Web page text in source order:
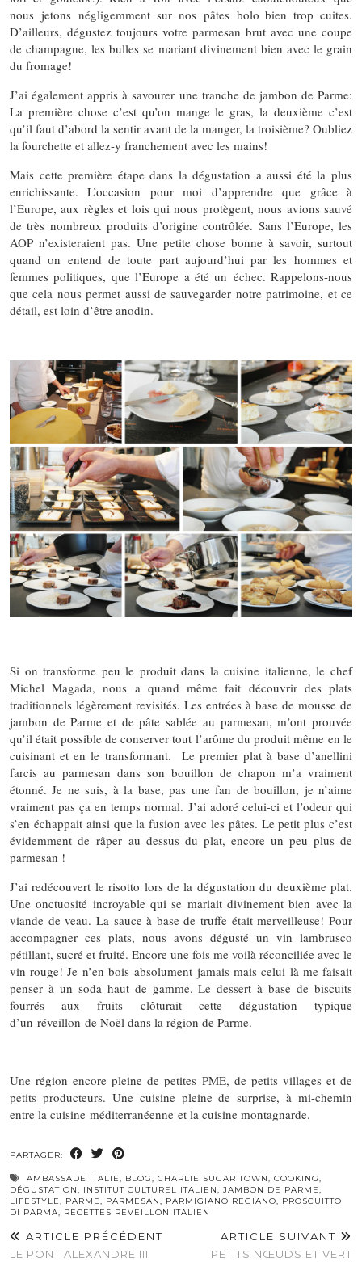
nous jetons négligemment sur nos pâtes bolo bien trop cuites.
D’ailleurs, dégustez toujours votre parmesan brut avec une coupe
de champagne, les bulles se mariant divinement bien avec le grain
du fromage!
J’ai également appris à savourer une tranche de jambon de Parme:
La première chose c’est qu’on mange le gras, la deuxième c’est
qu’il faut d’abord la sentir avant de la manger, la troisième? Oubliez
la fourchette et allez-y franchement avec les mains!
Mais cette première étape dans la dégustation a aussi été la plus
enrichissante. L’occasion pour moi d’apprendre que grâce à
l’Europe, aux règles et lois qui nous protègent, nous avions sauvé
de très nombreux produits d’origine contrôlée. Sans l’Europe, les
AOP n’existeraient pas. Une petite chose bonne à savoir, surtout
quand on entend de toute part aujourd’hui par les hommes et
femmes politiques, que l’Europe a été un échec. Rappelons-nous
que cela nous permet aussi de sauvegarder notre patrimoine, et ce
détail, est loin d’être anodin.
Si on transforme peu le produit dans la cuisine italienne, le chef
Michel Magada, nous a quand même fait découvrir des plats
traditionnels légèrement revisités. Les entrées à base de mousse de
jambon de Parme et de pâte sablée au parmesan, m’ont prouvée
qu’il était possible de conserver tout l’arôme du produit même en le
cuisinant et en le transformant. Le premier plat à base d’anellini
farcis au parmesan dans son bouillon de chapon m’a vraiment
étonné. Je ne suis, à la base, pas une fan de bouillon, je n’aime
vraiment pas ça en temps normal. J’ai adoré celui-ci et l’odeur qui
s’en échappait ainsi que la fusion avec les pâtes. Le petit plus c’est
évidemment de râper au dessus du plat, encore un peu plus de
parmesan !
J’ai redécouvert le risotto lors de la dégustation du deuxième plat.
Une onctuosité incroyable qui se mariait divinement bien avec la
viande de veau. La sauce à base de truffe était merveilleuse! Pour
accompagner ces plats, nous avons dégusté un vin lambrusco
pétillant, sucré et fruité. Encore une fois me voilà réconciliée avec le
vin rouge! Je n’en bois absolument jamais mais celui là me faisait
penser à un soda haut de gamme. Le dessert à base de biscuits
fourrés aux fruits clôturait cette dégustation typique
d’un réveillon de Noël dans la région de Parme.
Une région encore pleine de petites PME, de petits villages et de
petits producteurs. Une cuisine pleine de surprise, à mi-chemin
entre la cuisine méditerranéenne et la cuisine montagnarde.
PARTAGER:
AMBASSADE ITALIE, BLOG, CHARLIE SUGAR TOWN, COOKING,
DÉGUSTATION, INSTITUT CULTUREL ITALIEN, JAMBON DE PARME,
LIFESTYLE, PARME, PARMESAN, PARMIGIANO REGIANO, PROSCUITTO
DI PARMA, RECETTES REVEILLON ITALIEN
ARTICLE PRÉCÉDENT
LE PONT ALEXANDRE III
ARTICLE SUIVANT
PETITS NŒUDS ET VERT